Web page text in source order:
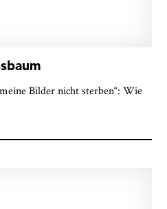
Bilder nicht sterben“: Wie